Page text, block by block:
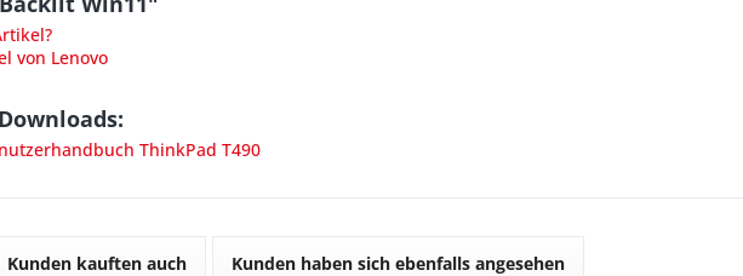
von Lenovo
ThinkPad T490
Kunden kauften auch Kunden haben sich ebenfalls angesehen